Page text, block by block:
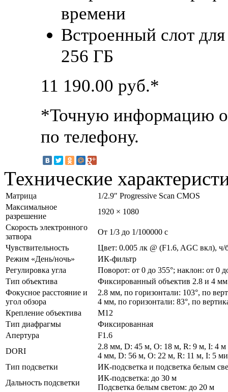
времени
Встроенный слот
256 ГБ
11 190.00 руб.*
*Точную информацию о
по телефону.
Технические
Матрица
1/2.9″ Progressive Scan CMOS
Максимальное
разрешение
1920 × 1080
Скорость электронного
затвора
От 1/3 до 1/100000 с
Чувствительность
Цвет: 0.005 лк @ (F1.6, AGC вкл),
Режим «День/ночь»
ИК-фильтр
Регулировка угла
Поворот: от 0 до 355°; наклон: от 0
Тип объектива
Фиксированный объектив 2.8 и 4
Фокусное расстояние и
угол обзора
2.8 мм, по горизонтали: 103°, по
4 мм, по горизонтали: 83°, по
Крепление объектива
M12
Тип диафрагмы
Фиксированная
Апертура
F1.6
DORI
2.8 мм, D: 45 м, O: 18 м, R: 9 м, I: 4 м
4 мм, D: 56 м, O: 22 м, R: 11 м, I: 5
Тип подсветки
ИК-подсветка и подсветка белым
Дальность подсветки
ИК-подсветка: до 30 м
Подсветка белым светом: до 20 м